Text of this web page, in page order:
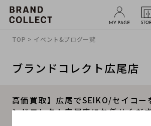
TOP > イベント&ブログ一覧
ブランドコレクト広尾店
高価買取】広尾でSEIKO/セイコー
ンドコレクト広尾店にお任せくだ